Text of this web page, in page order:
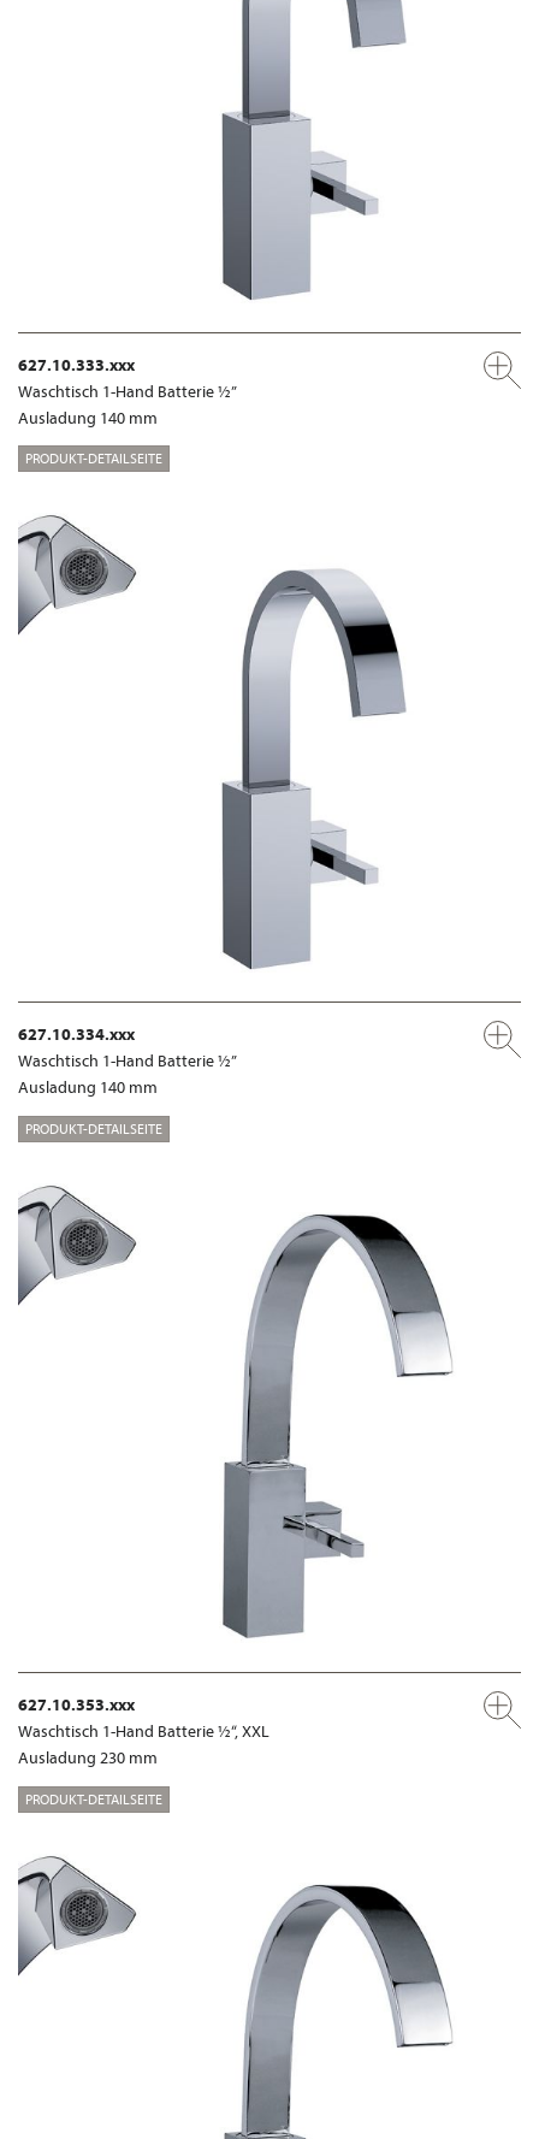
627.10.333.xxx
Waschtisch 1-Hand Batterie ½”
Ausladung 140 mm
PRODUKT-DETAILSEITE
627.10.334.xxx
Waschtisch 1-Hand Batterie ½”
Ausladung 140 mm
PRODUKT-DETAILSEITE
627.10.353.xxx
Waschtisch 1-Hand Batterie ½“, XXL
Ausladung 230 mm
PRODUKT-DETAILSEITE